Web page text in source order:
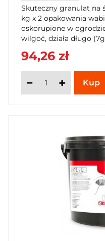
Skuteczny granulat na
kg x 2 opakowania
oskorupione w
wilgoć, działa długo
w SzybkiKoszyk.pl!
94,26 zł